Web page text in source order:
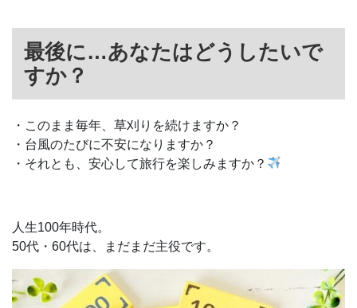
最後に…あなたはどうしたいで
すか？
・このまま毎年、草刈りを続けますか？
・台風のたびに不安になりますか？
・それとも、安心して旅行を楽しみますか？
人生100年時代。
50代・60代は、まだまだ主役です。